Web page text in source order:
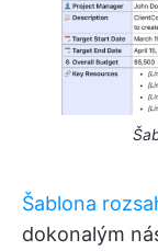
Šablona
dokonalým